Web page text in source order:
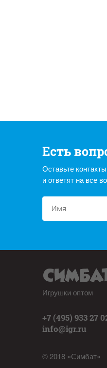
Есть
Оставьте
и ответят на все
Игрушки оптом
+7 (495) 933 27
info@igr.ru
© 2018 «Симбат»